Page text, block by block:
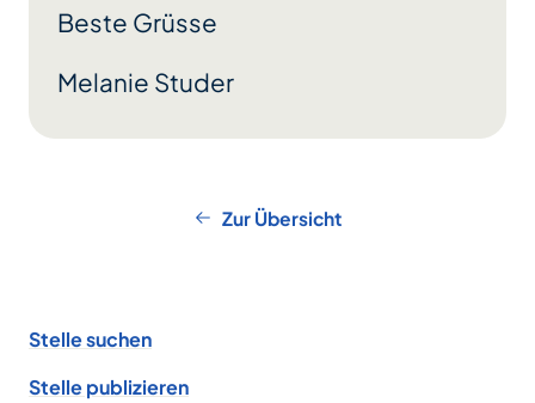
Beste Grüsse
Melanie Studer
Zur Übersicht
Stelle suchen
Stelle publizieren